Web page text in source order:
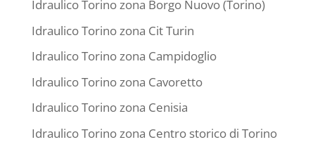
Idraulico Torino zona Borgo Nuovo (Torino)
Idraulico Torino zona Cit Turin
Idraulico Torino zona Campidoglio
Idraulico Torino zona Cavoretto
Idraulico Torino zona Cenisia
Idraulico Torino zona Centro storico di Torino